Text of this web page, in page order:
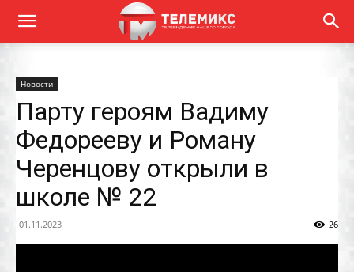
Новости
Парту героям Вадиму
Федорееву и Роману
Черенцову открыли в
школе № 22
01.11.2023 26